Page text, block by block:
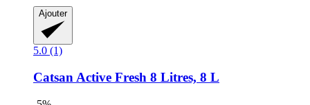
Ajouter
5.0 (1)
Catsan Active Fresh 8 Litres, 8 L